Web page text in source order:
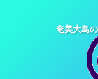
奄美大島